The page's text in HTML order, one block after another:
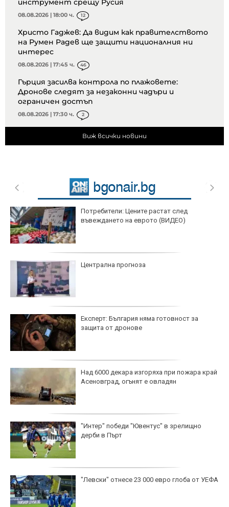
инструмент срещу Русия
08.08.2026 | 18:00 ч. 12
Христо Гаджев: Да видим как правителството
на Румен Радев ще защити националния ни
интерес
08.08.2026 | 17:45 ч. 46
Гърция засилва контрола по плажовете:
Дронове следят за незаконни чадъри и
ограничен достъп
08.08.2026 | 17:30 ч. 2
Виж всички новини
Потребители: Цените растат след
въвеждането на еврото (ВИДЕО)
Централна прогноза
Експерт: България няма готовност за
защита от дронове
Над 6000 декара изгоряха при пожара край
Асеновград, огънят е овладян
"Интер" победи "Ювентус" в зрелищно
дерби в Пърт
"Левски" отнесе 23 000 евро глоба от УЕФА